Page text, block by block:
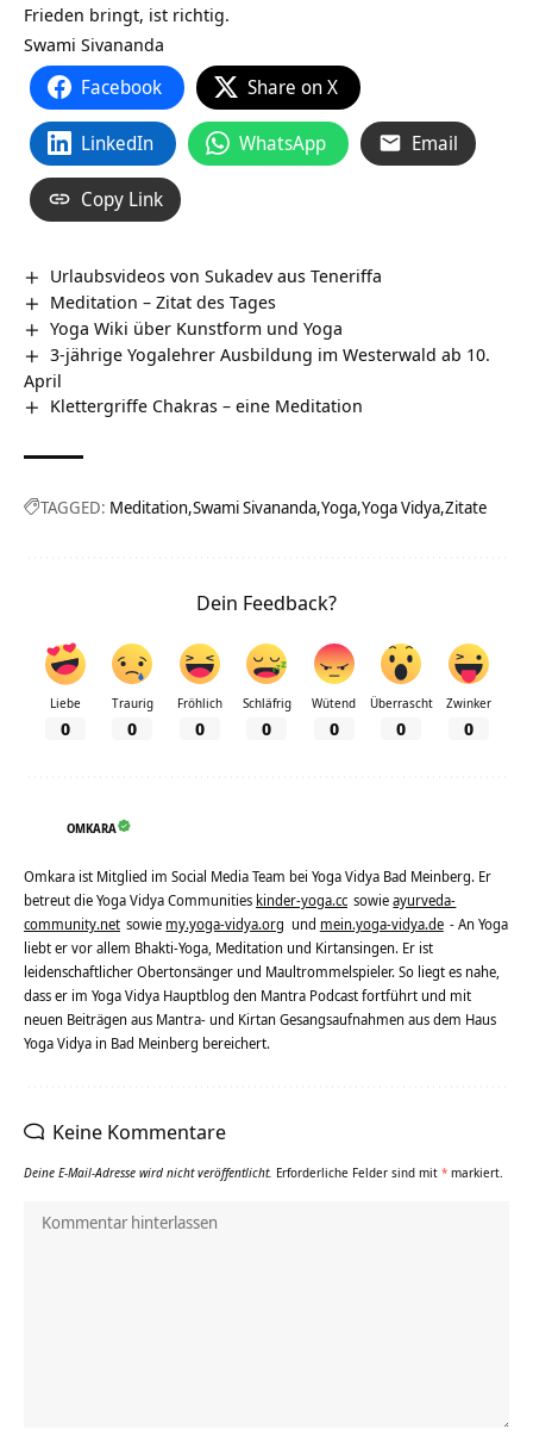
Frieden bringt, ist richtig.
Swami Sivananda
Facebook Share on X
LinkedIn WhatsApp Email
Copy Link
Urlaubsvideos von Sukadev aus Teneriffa
Meditation – Zitat des Tages
Yoga Wiki über Kunstform und Yoga
3-jährige Yogalehrer Ausbildung im Westerwald ab 10.
April
Klettergriffe Chakras – eine Meditation
TAGGED: Meditation Swami Sivananda Yoga Yoga Vidya Zitate
Dein Feedback?
Liebe
0
Traurig
0
Fröhlich
0
Schläfrig
0
Wütend
0
Überrascht
0
Zwinker
0
OMKARA
Omkara ist Mitglied im Social Media Team bei Yoga Vidya Bad Meinberg. Er
betreut die Yoga Vidya Communities kinder-yoga.cc sowieayurveda-
community.net sowie my.yoga-vidya.org und mein.yoga-vidya.de - An Yoga
liebt er vor allem Bhakti-Yoga, Meditation und Kirtansingen. Er ist
leidenschaftlicher Obertonsänger und Maultrommelspieler. So liegt es nahe,
dass er im Yoga Vidya Hauptblog den Mantra Podcast fortführt und mit
neuen Beiträgen aus Mantra- und Kirtan Gesangsaufnahmen aus dem Haus
Yoga Vidya in Bad Meinberg bereichert.
Keine Kommentare
Deine E-Mail-Adresse wird nicht veröffentlicht. Erforderliche Felder sind mit * markiert.